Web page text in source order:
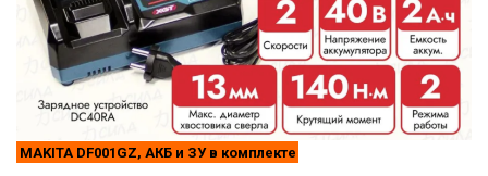
MAKITA DF001GZ, АКБ и ЗУ в комплекте